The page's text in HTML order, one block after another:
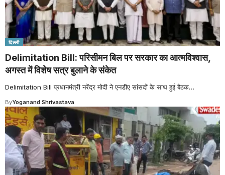
दिल्ली
Delimitation Bill: परिसीमन बिल पर सरकार का आत्मविश्वास,
अगस्त में विशेष सत्र बुलाने के संकेत
Delimitation Bill प्रधानमंत्री नरेंद्र मोदी ने एनडीए सांसदों के साथ हुई बैठक…
ByYoganand Shrivastava